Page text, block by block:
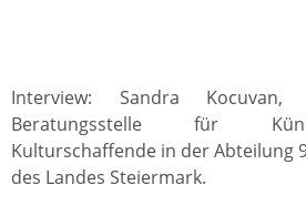
Interview: Sandra
Beratungsstelle für
Kulturschaffende in der Abteilung
des Landes Steiermark.